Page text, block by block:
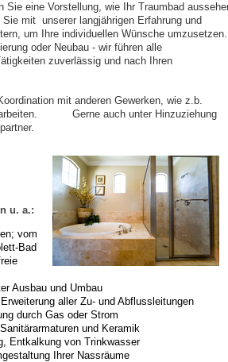
Sie eine Vorstellung, wie Ihr Traumbad
mit unserer langjährigen Erfahrung und
um Ihre individuellen Wünsche umzusetzen.
oder Neubau - wir führen alle
zuverlässig und nach Ihren
mit anderen Gewerken, wie z.b.
Gerne auch unter Hinzuziehung
u. a.:
vom
Bad
Ausbau und Umbau
aller Zu- und Abflussleitungen
durch Gas oder Strom
und Keramik
Entkalkung von Trinkwasser
Ihrer Nassräume